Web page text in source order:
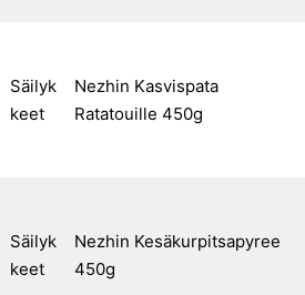
Säilyk
keet
Nezhin Kasvispata
Ratatouille 450g
Säilyk
keet
Nezhin Kesäkurpitsapyree
450g